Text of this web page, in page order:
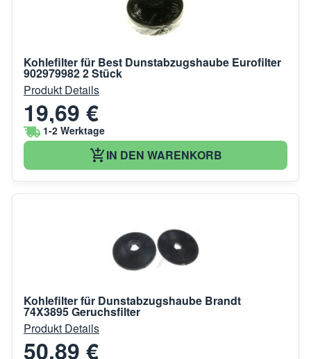
Kohlefilter für Best Dunstabzugshaube Eurofilter
902979982 2 Stück
Produkt Details
19,69 €
1-2 Werktage
IN DEN WARENKORB
Kohlefilter für Dunstabzugshaube Brandt
74X3895 Geruchsfilter
Produkt Details
50,89 €